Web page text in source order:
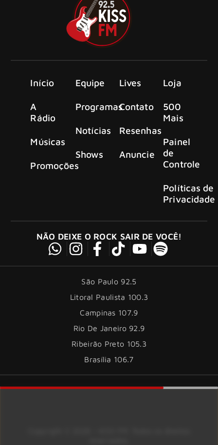
Início
A
Rádio
Músicas
Promoções
Equipe
Programas
Notícias
Shows
Lives
Contato
Resenhas
Anuncie
Loja
500
Mais
Painel
de
Controle
Políticas de
Privacidade
NÃO DEIXE O ROCK SAIR DE VOCÊ!
São Paulo 92.5
Litoral Paulista 100.3
Campinas 107.9
Rio De Janeiro 92.9
Ribeirão Preto 105.3
Brasília 106.7